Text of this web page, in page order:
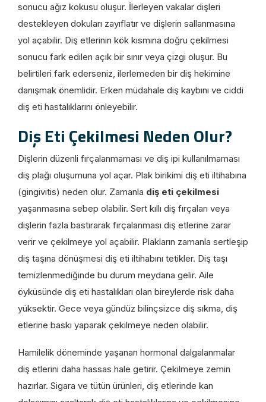
sonucu ağız kokusu oluşur. İlerleyen vakalar dişleri
destekleyen dokuları zayıflatır ve dişlerin sallanmasına
yol açabilir. Diş etlerinin kök kısmına doğru çekilmesi
sonucu fark edilen açık bir sınır veya çizgi oluşur. Bu
belirtileri fark ederseniz, ilerlemeden bir diş hekimine
danışmak önemlidir. Erken müdahale diş kaybını ve ciddi
diş eti hastalıklarını önleyebilir.
Diş Eti Çekilmesi Neden Olur?
Dişlerin düzenli fırçalanmaması ve diş ipi kullanılmaması
diş plağı oluşumuna yol açar. Plak birikimi diş eti iltihabına
(gingivitis) neden olur. Zamanla diş eti çekilmesi
yaşanmasına sebep olabilir. Sert kıllı diş fırçaları veya
dişlerin fazla bastırarak fırçalanması diş etlerine zarar
verir ve çekilmeye yol açabilir. Plakların zamanla sertleşip
diş taşına dönüşmesi diş eti iltihabını tetikler. Diş taşı
temizlenmediğinde bu durum meydana gelir. Aile
öyküsünde diş eti hastalıkları olan bireylerde risk daha
yüksektir. Gece veya gündüz bilinçsizce diş sıkma, diş
etlerine baskı yaparak çekilmeye neden olabilir.
Hamilelik döneminde yaşanan hormonal dalgalanmalar
diş etlerini daha hassas hale getirir. Çekilmeye zemin
hazırlar. Sigara ve tütün ürünleri, diş etlerinde kan